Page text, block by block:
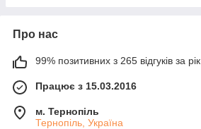
Про нас
99% позитивних з 265 відгуків за рік
Працює з 15.03.2016
м. Тернопіль
Тернопіль, Україна